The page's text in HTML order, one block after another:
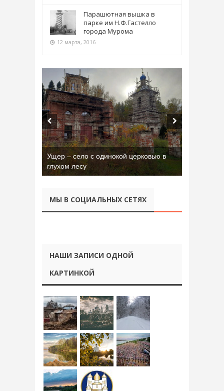
Парашютная вышка в
парке им Н.Ф.Гастелло
города Мурома
12 марта, 2016
Ущер – село с одинокой церковью в
глухом лесу
МЫ В СОЦИАЛЬНЫХ СЕТЯХ
НАШИ ЗАПИСИ ОДНОЙ
КАРТИНКОЙ